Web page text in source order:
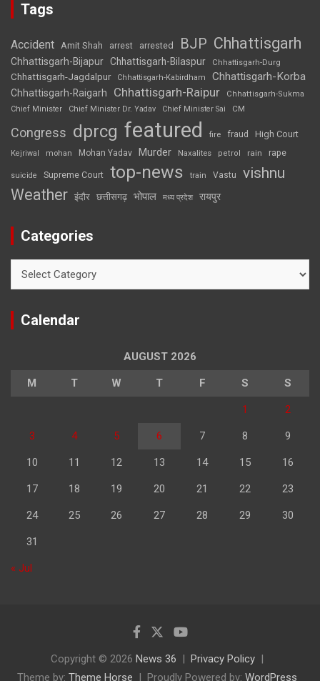
Tags
Accident Amit Shah arrest arrested BJP Chhattisgarh
Chhattisgarh-Bijapur Chhattisgarh-Bilaspur Chhattisgarh-Durg
Chhattisgarh-Jagdalpur Chhattisgarh-Kabirdham Chhattisgarh-Korba
Chhattisgarh-Raigarh Chhattisgarh-Raipur
Chhattisgarh-Sukma
Chief Minister
Chief Minister Dr. Yadav Chief Minister Sai CM
Congress dprcg featured fire fraud High Court
Kejriwal mohan Mohan Yadav Murder Naxalites petrol rain rape
suicide Supreme Court top-news train Vastu vishnu
Weather इंदौर छत्तीसगढ़ भोपाल मध्य प्रदेश रायपुर
Categories
Calendar
AUGUST 2026
M T W T F S S
1 2
3 4 5 6 7 8 9
10 11 12 13 14 15 16
17 18 19 20 21 22 23
24 25 26 27 28 29 30
31
« Jul
Copyright © 2026 News 36
Privacy Policy
Theme by: Theme Horse Proudly Powered by: WordPress